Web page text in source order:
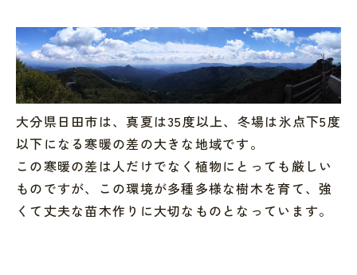
大分県日田市は、真夏は35度以上、冬場は氷点下5度
以下になる寒暖の差の大きな地域です。
この寒暖の差は人だけでなく植物にとっても厳しい
ものですが、この環境が多種多様な樹木を育て、強
くて丈夫な苗木作りに大切なものとなっています。